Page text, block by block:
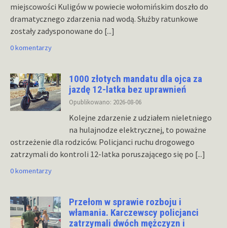
miejscowości Kuligów w powiecie wołomińskim doszło do
dramatycznego zdarzenia nad wodą. Służby ratunkowe
zostały zadysponowane do [...]
0 komentarzy
1000 złotych mandatu dla ojca za
jazdę 12-latka bez uprawnień
Opublikowano: 2026-08-06
Kolejne zdarzenie z udziałem nieletniego
na hulajnodze elektrycznej, to poważne
ostrzeżenie dla rodziców. Policjanci ruchu drogowego
zatrzymali do kontroli 12-latka poruszającego się po [...]
0 komentarzy
Przełom w sprawie rozboju i
włamania. Karczewscy policjanci
zatrzymali dwóch mężczyzn i